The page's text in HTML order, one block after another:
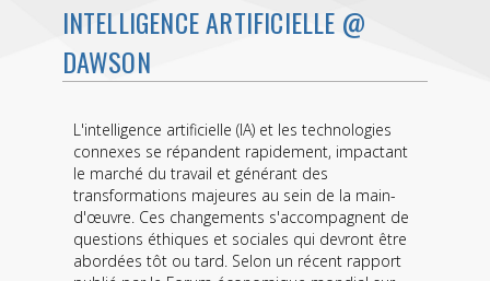
INTELLIGENCE ARTIFICIELLE @
DAWSON
L'intelligence artificielle (IA) et les technologies
connexes se répandent rapidement, impactant
le marché du travail et générant des
transformations majeures au sein de la main-
d'œuvre. Ces changements s'accompagnent de
questions éthiques et sociales qui devront être
abordées tôt ou tard. Selon un récent rapport
portail My Dawson
Comment postuler
Carrières
Liens rapides